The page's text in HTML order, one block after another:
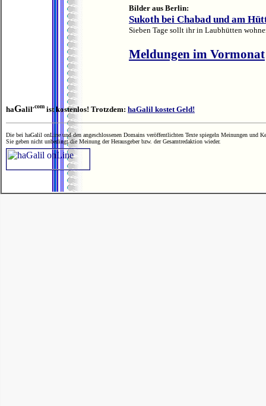
Bilder aus Berlin:
Sukoth bei Chabad und am
Sieben Tage sollt ihr in Laubhütten
Meldungen im Vormonat
haGalil.com ist kostenlos! Trotzdem: haGalil kostet Geld!
Die bei haGalil onLine und den angeschlossenen Domains veröffentlichten Texte spiegeln Meinungen und
Sie geben nicht unbedingt die Meinung der Herausgeber bzw. der Gesamtredaktion wieder.